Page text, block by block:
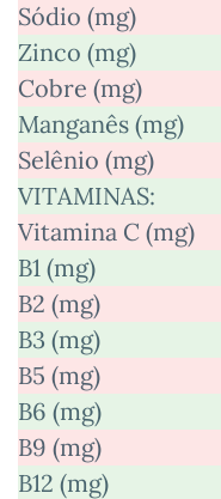
Sódio (mg)
Zinco (mg)
Cobre (mg)
Manganês (mg)
Selênio (mg)
VITAMINAS:
Vitamina C (mg)
B1 (mg)
B2 (mg)
B3 (mg)
B5 (mg)
B6 (mg)
B9 (mg)
B12 (mg)